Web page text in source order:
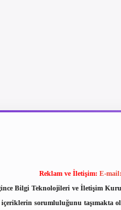
Reklam ve İletişim: E-mail:
Bilgi Teknolojileri ve İletişim
sorumluluğunu